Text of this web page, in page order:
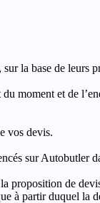
la base de leurs
moment et de
vos devis.
sur Autobutler
de
à partir duquel la